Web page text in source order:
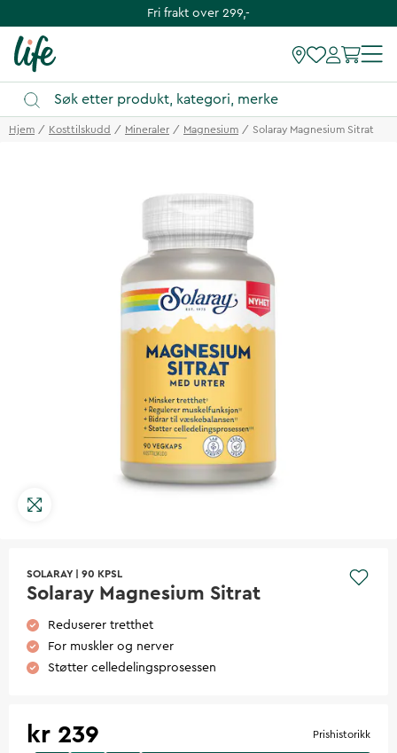
Fri frakt over 299,-
Hjem Kosttilskudd Mineraler Magnesium Solaray Magnesium Sitrat
SOLARAY 90 KPSL
Solaray Magnesium Sitrat
Reduserer tretthet
For muskler og nerver
Støtter celledelingsprosessen
kr 239 Prishistorikk